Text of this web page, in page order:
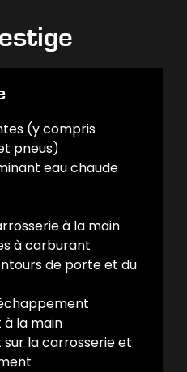
(y compris
pneus)
eau chaude
à la main
à carburant
de porte et du
la main
sur la carrosserie et